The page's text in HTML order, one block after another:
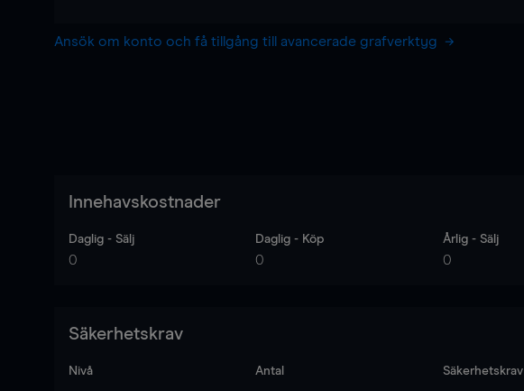
Ansök om konto och få tillgång till avancerade grafverktyg
Innehavskostnader
Daglig - Sälj
0
Daglig - Köp
0
Årlig - Sälj
0
Säkerhetskrav
Nivå Antal Säkerhetskrav